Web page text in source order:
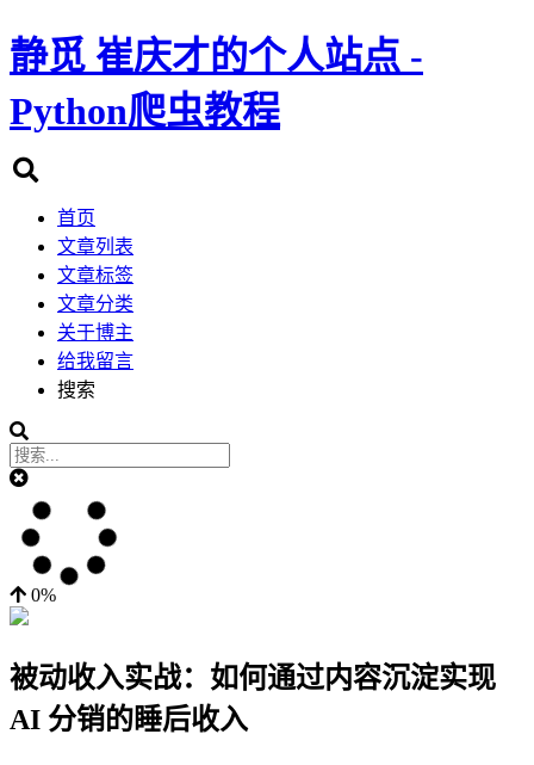
静觅 崔庆才的个人站点 -
Python爬虫教程
首页
文章列表
文章标签
文章分类
关于博主
给我留言
搜索
0%
被动收入实战：如何通过内容沉淀实现
AI 分销的睡后收入